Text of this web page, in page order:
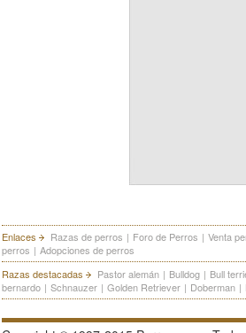
Enlaces Razas de perros | Foro de Perros | Venta
perros | Adopciones de perros
Razas destacadas
Pastor alemán | Bulldog | Bull
bernardo | Schnauzer | Golden Retriever | Doberman |